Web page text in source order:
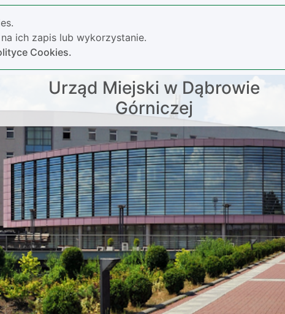
ich zapis lub wykorzystanie.
Cookies.
Urząd Miejski w Dąbrowie
Górniczej